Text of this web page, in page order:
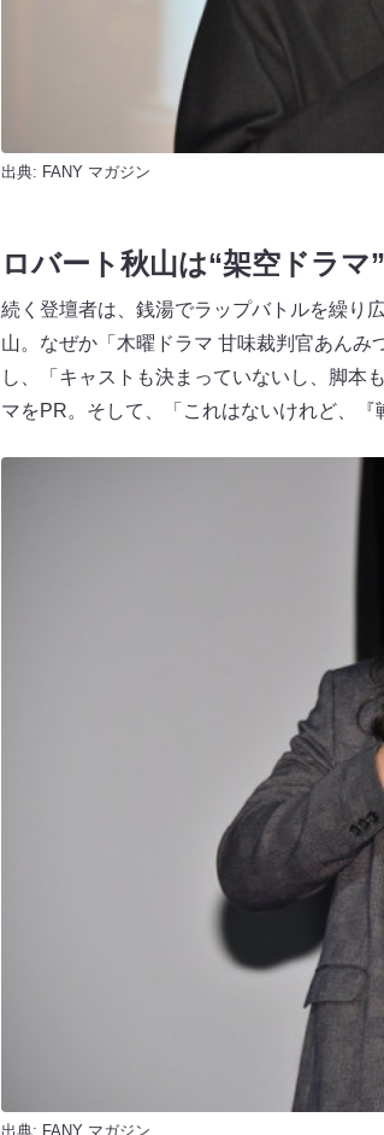
出典: FANY マガジン
ロバート秋山は“架空ドラマ
続く登壇者は、銭湯でラップバトルを繰り
山。なぜか「木曜ドラマ 甘味裁判官あん
し、「キャストも決まっていないし、脚本
マをPR。そして、「これはないけれど、
出典: FANY マガジン